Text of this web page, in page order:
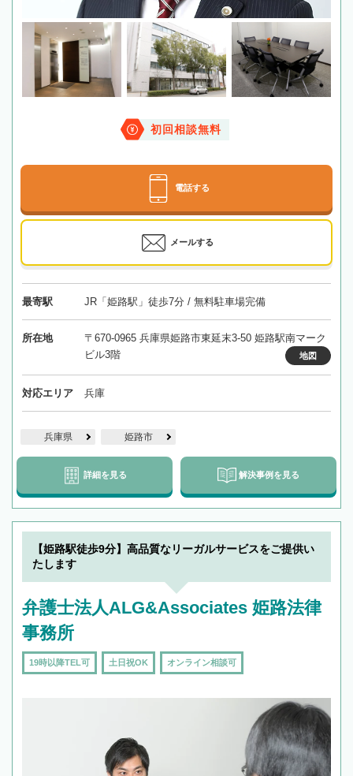
初回相談無料
電話する
メールする
最寄駅 JR「姫路駅」徒歩7分 / 無料駐車場完備
所在地
〒670-0965 兵庫県姫路市東延末3-50 姫路駅南マーク
ビル3階
地図
対応エリア 兵庫
兵庫県 姫路市
詳細を見る 解決事例を見る
【姫路駅徒歩9分】高品質なリーガルサービスをご提供い
たします
弁護士法人ALG&Associates 姫路法律
事務所
19時以降TEL可 土日祝OK オンライン相談可